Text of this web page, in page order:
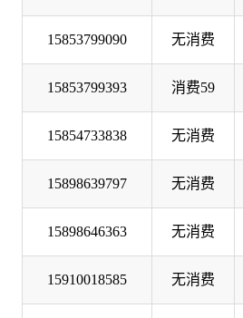
15853799090 无消费
15853799393 消费59
15854733838 无消费
15898639797 无消费
15898646363 无消费
15910018585 无消费